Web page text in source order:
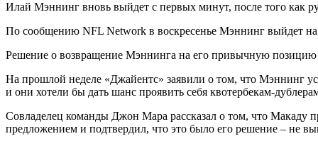
Илай Мэннинг вновь выйдет с первых минут, после того как
По сообщению NFL Network в воскресенье Мэннинг выйдет
Решение о возвращение Мэннинга на его привычную позицию
На прошлой неделе «Джайентс» заявили о том, что Мэннинг
и они хотели бы дать шанс проявить себя квотербекам-
Совладелец команды Джон Мара рассказал о том, что Макаду
предложением и подтвердил, что это было его решение – не